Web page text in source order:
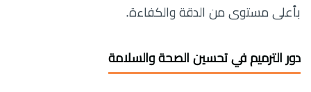
بأعلى مستوى من الدقة والكفاءة.
دور الترميم في تحسين الصحة والسلامة